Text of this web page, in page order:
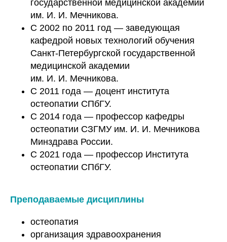
государственной медицинской академии
им. И. И. Мечникова.
С 2002 по 2011 год — заведующая
кафедрой новых технологий обучения
Санкт-Петербургской государственной
медицинской академии
им. И. И. Мечникова.
С 2011 года — доцент института
остеопатии СПбГУ.
С 2014 года — профессор кафедры
остеопатии СЗГМУ им. И. И. Мечникова
Минздрава России.
С 2021 года — профессор Института
остеопатии СПбГУ.
Преподаваемые дисциплины
остеопатия
организация здравоохранения